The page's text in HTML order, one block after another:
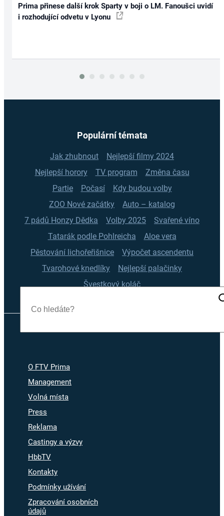
Prima přinese další krok Sparty v boji o LM. Fanoušci uvidí
i rozhodující odvetu v Lyonu
Populární témata
Jak zhubnout
Nejlepší filmy 2024
Nejlepší horory
TV program
Změna času
Partie
Počasí
Kdy budou volby
ZOO Nové začátky
Auto – katalog
7 pádů Honzy Dědka
Volby 2025
Svařené víno
Tatarák podle Pohlreicha
Aloe vera
Pěstování lichořeřišnice
Výpočet ascendentu
Tvarohové knedlíky
Nejlepší palačinky
Švestkový koláč
O FTV Prima
Management
Volná místa
Press
Reklama
Castingy a výzvy
HbbTV
Kontakty
Podmínky užívání
Zpracování osobních
údajů